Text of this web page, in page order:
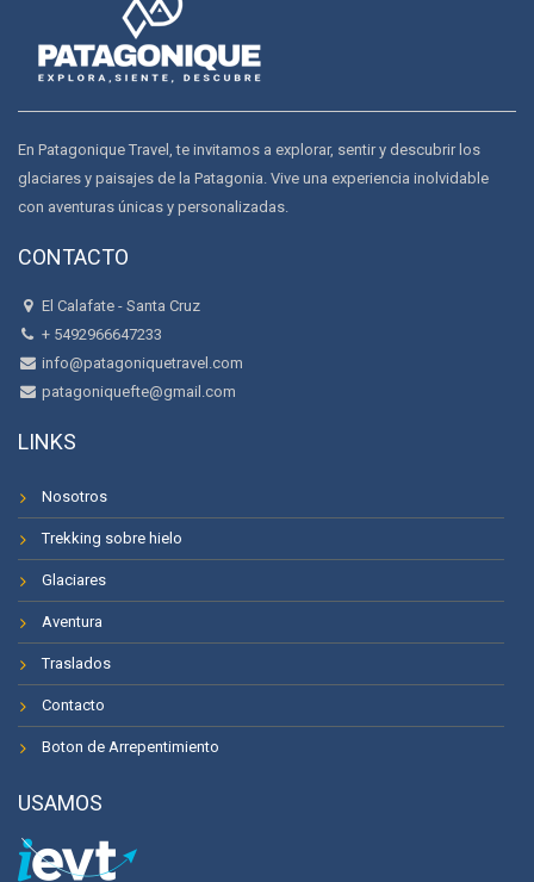
En Patagonique Travel, te invitamos a explorar, sentir y descubrir los
glaciares y paisajes de la Patagonia. Vive una experiencia inolvidable
con aventuras únicas y personalizadas.
CONTACTO
El Calafate - Santa Cruz
+ 5492966647233
info@patagoniquetravel.com
patagoniquefte@gmail.com
LINKS
Nosotros
Trekking sobre hielo
Glaciares
Aventura
Traslados
Contacto
Boton de Arrepentimiento
USAMOS